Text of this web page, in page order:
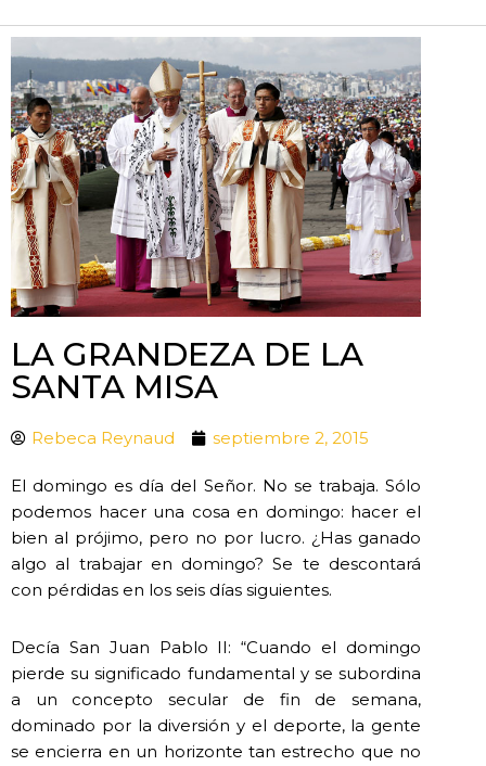
LA GRANDEZA DE LA
SANTA MISA
Rebeca Reynaud septiembre 2, 2015
El domingo es día del Señor. No se trabaja. Sólo
podemos hacer una cosa en domingo: hacer el
bien al prójimo, pero no por lucro. ¿Has ganado
algo al trabajar en domingo? Se te descontará
con pérdidas en los seis días siguientes.
Decía San Juan Pablo II: “Cuando el domingo
pierde su significado fundamental y se subordina
a un concepto secular de fin de semana,
dominado por la diversión y el deporte, la gente
se encierra en un horizonte tan estrecho que no